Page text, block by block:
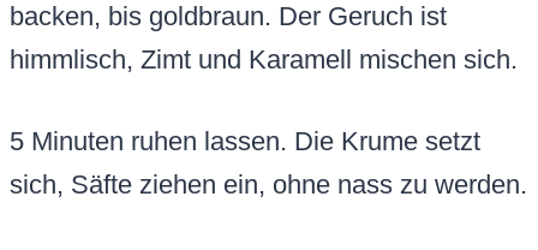
backen, bis goldbraun. Der Geruch ist
himmlisch, Zimt und Karamell mischen sich.
5 Minuten ruhen lassen. Die Krume setzt
sich, Säfte ziehen ein, ohne nass zu werden.